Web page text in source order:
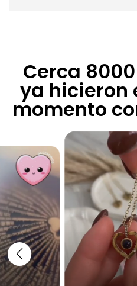
Cerca
ya hicieron
momento